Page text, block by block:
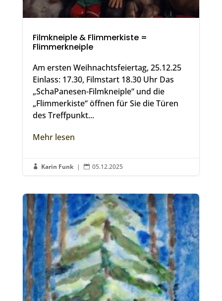
Filmkneiple & Flimmerkiste =
Flimmerkneiple
Am ersten Weihnachtsfeiertag, 25.12.25
Einlass: 17.30, Filmstart 18.30 Uhr Das
„SchaPanesen-Filmkneiple“ und die
„Flimmerkiste“ öffnen für Sie die Türen
des Treffpunkt...
Mehr lesen
 Karin Funk |  05.12.2025